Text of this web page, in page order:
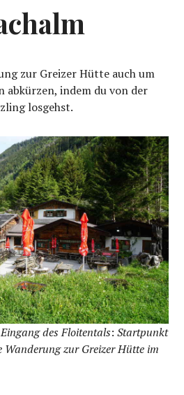
zur Greizer Hütte auch um
abkürzen, indem du von der
losgehst.
des Floitentals:Startpunkt
Wanderung zur Greizer Hütte im